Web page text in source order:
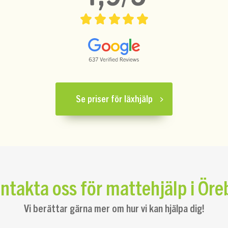
Se priser för läxhjälp
oss för mattehjälp i
Vi berättar gärna mer om hur vi kan hjälpa dig!